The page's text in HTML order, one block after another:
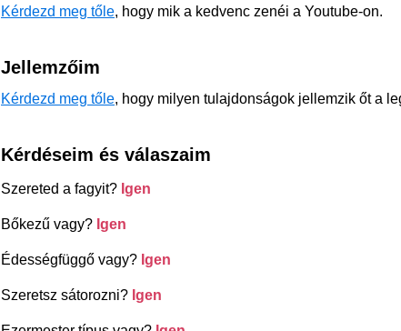
Kérdezd meg tőle, hogy mik a kedvenc zenéi a Youtube-on.
Jellemzőim
Kérdezd meg tőle, hogy milyen tulajdonságok jellemzik őt a
Kérdéseim és válaszaim
Szereted a fagyit? Igen
Bőkezű vagy? Igen
Édességfüggő vagy? Igen
Szeretsz sátorozni? Igen